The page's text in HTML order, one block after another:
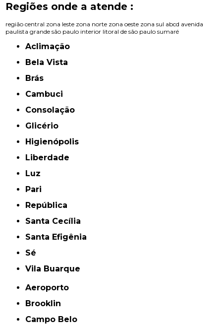
Regiões onde a atende :
região central zona leste zona norte zona oeste zona sul abcd avenida
paulista grande são paulo interior litoral de são paulo sumaré
Aclimação
Bela Vista
Brás
Cambuci
Consolação
Glicério
Higienópolis
Liberdade
Luz
Pari
República
Santa Cecília
Santa Efigênia
Sé
Vila Buarque
Aeroporto
Brooklin
Campo Belo